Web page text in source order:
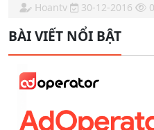
Hoantv 30-12-2016 0
BÀI VIẾT NỔI BẬT